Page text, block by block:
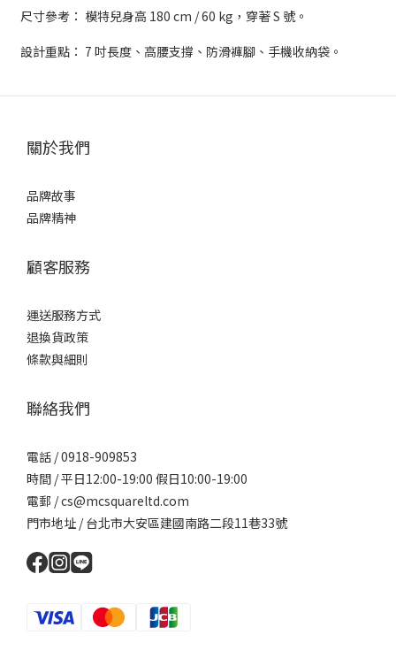
尺寸參考： 模特兒身高 180 cm / 60 kg，穿著 S 號。
設計重點： 7 吋長度、高腰支撐、防滑褲腳、手機收納袋。
關於我們
品牌故事
品牌精神
顧客服務
運送服務方式
退換貨政策
條款與細則
聯絡我們
電話 / 0918-909853
時間 / 平日12:00-19:00 假日10:00-19:00
電郵 / cs@mcsquareltd.com
門市地址 / 台北市大安區建國南路二段11巷33號